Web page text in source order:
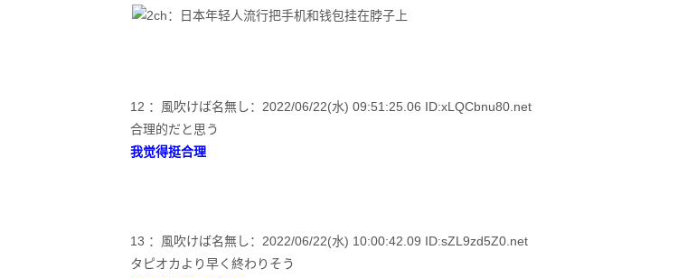
12 ：風吹けば名無し：2022/06/22(水) 09:51:25.06 ID:xLQCbnu80.net
合理的だと思う
我觉得挺合理
13 ：風吹けば名無し：2022/06/22(水) 10:00:42.09 ID:sZL9zd5Z0.net
タピオカより早く終わりそう